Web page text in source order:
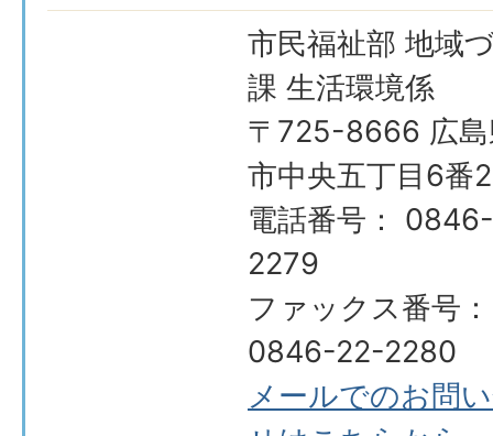
市民福祉部 地域
課 生活環境係
〒725-8666 広島
市中央五丁目6番
電話番号：
2279
ファックス番号：
0846-22-2280
メールでのお問